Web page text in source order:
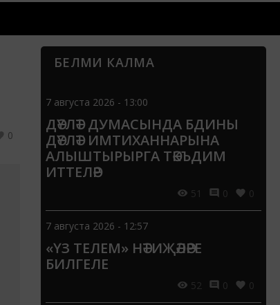
0
БЕЛМИ КАЛМА
7 августа 2026 - 13:00
ДӘҮЛӘТ ДУМАСЫНДА БДИНЫ
ДӘҮЛӘТ ИМТИХАННАРЫНА
АЛЫШТЫРЫРГА ТӘКЪДИМ
ИТТЕЛӘР
51 0 0
7 августа 2026 - 12:57
«ҮЗ ТЕЛЕМ» НӘТИҖӘЛӘРЕ
БИЛГЕЛЕ
52 0 0